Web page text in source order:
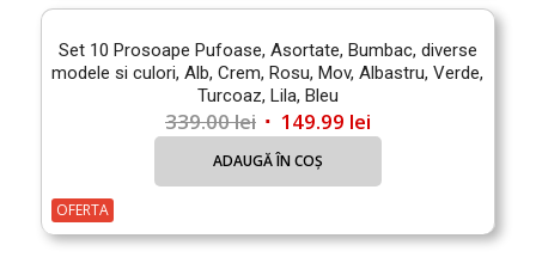
Set 10 Prosoape Pufoase, Asortate, Bumbac, diverse
modele si culori, Alb, Crem, Rosu, Mov, Albastru, Verde,
Turcoaz, Lila, Bleu
339.00lei Prețul
inițial
339.00 lei.
149.99 leiPrețul
curent
este:
ADAUGĂ ÎN COȘ
OFERTA